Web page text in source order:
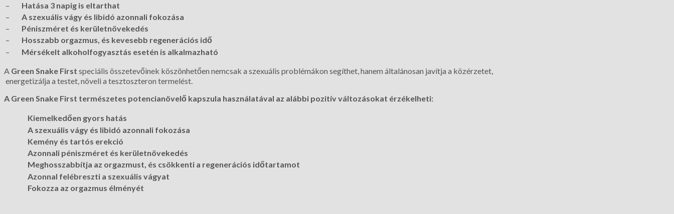
–
Hatása 3 napig is eltarthat
–
A szexuális vágy és libidó azonnali fokozása
–
Péniszméret és kerületnövekedés
–
Hosszabb orgazmus, és kevesebb regenerációs idő
–
Mérsékelt alkoholfogyasztás esetén is alkalmazható
A Green Snake First speciális összetevőinek köszönhetően nemcsak a szexuális problémákon segíthet, hanem általánosan javítja a közérzetet,
energetizálja a testet, növeli a tesztoszteron termelést.
A Green Snake First természetes potencianövelő kapszula használatával az alábbi pozitív változásokat érzékelheti:
Kiemelkedően gyors hatás
A szexuális vágy és libidó azonnali fokozása
Kemény és tartós erekció
Azonnali péniszméret és kerületnövekedés
Meghosszabbítja az orgazmust, és csökkenti a regenerációs időtartamot
Azonnal felébreszti a szexuális vágyat
Fokozza az orgazmus élményét